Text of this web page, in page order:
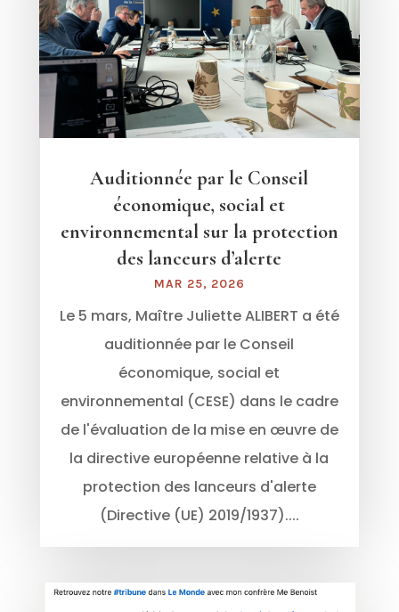
Auditionnée par le Conseil
économique, social et
environnemental sur la protection
des lanceurs d’alerte
MAR 25, 2026
Le 5 mars, Maître Juliette ALIBERT a été
auditionnée par le Conseil
économique, social et
environnemental (CESE) dans le cadre
de l'évaluation de la mise en œuvre de
la directive européenne relative à la
protection des lanceurs d'alerte
(Directive (UE) 2019/1937)....